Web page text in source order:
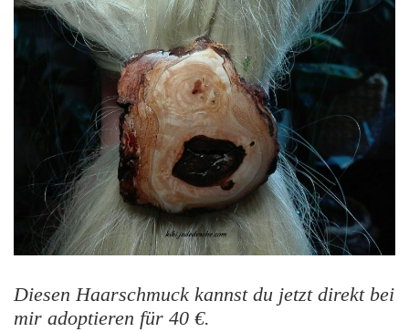
Diesen Haarschmuck kannst du jetzt direkt bei
mir adoptieren für 40 €.